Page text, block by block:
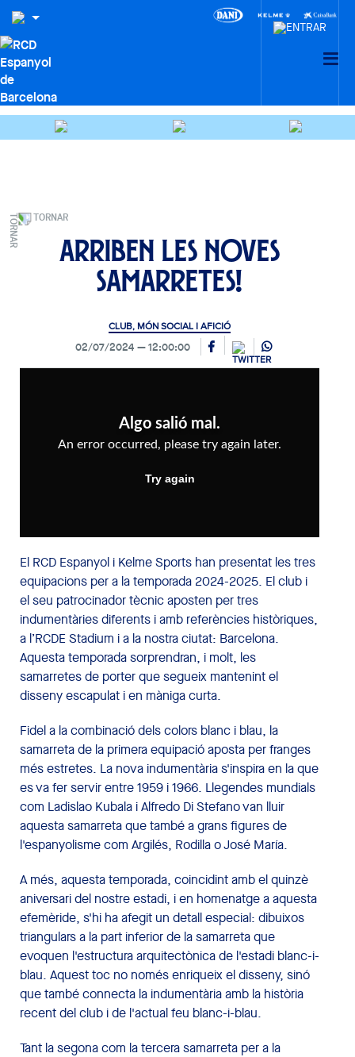
TORNAR
Arriben les noves
samarretes!
CLUB, MÓN SOCIAL I AFICIÓ
02/07/2024 12:00:00
El RCD Espanyol i Kelme Sports han presentat les tres
equipacions per a la temporada 2024-2025. El club i
el seu patrocinador tècnic aposten per tres
indumentàries diferents i amb referències històriques,
a l’RCDE Stadium i a la nostra ciutat: Barcelona.
Aquesta temporada sorprendran, i molt, les
samarretes de porter que segueix mantenint el
disseny escapulat i en màniga curta.
Fidel a la combinació dels colors blanc i blau, la
samarreta de la primera equipació aposta per franges
més estretes. La nova indumentària s'inspira en la que
es va fer servir entre 1959 i 1966. Llegendes mundials
com Ladislao Kubala i Alfredo Di Stefano van lluir
aquesta samarreta que també a grans figures de
l'espanyolisme com Argilés, Rodilla o José María.
A més, aquesta temporada, coincidint amb el quinzè
aniversari del nostre estadi, i en homenatge a aquesta
efemèride, s'hi ha afegit un detall especial: dibuixos
triangulars a la part inferior de la samarreta que
evoquen l'estructura arquitectònica de l'estadi blanc-i-
blau. Aquest toc no només enriqueix el disseny, sinó
que també connecta la indumentària amb la història
recent del club i de l'actual feu blanc-i-blau.
Tant la segona com la tercera samarreta per a la